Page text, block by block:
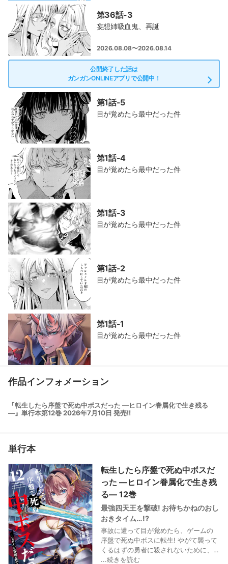
第36話-3
妄想姉吸血鬼、再誕
2026.08.08〜2026.08.14
公開終了した話は
ガンガンONLINEアプリで公開中！
第1話-5
目が覚めたら最中だった件
第1話-4
目が覚めたら最中だった件
第1話-3
目が覚めたら最中だった件
第1話-2
目が覚めたら最中だった件
第1話-1
目が覚めたら最中だった件
作品インフォメーション
『転生したら序盤で死ぬ中ボスだった ―ヒロイン眷属化で生き残る
―』単行本第12巻 2026年7月10日 発売!!
単行本
転生したら序盤で死ぬ中ボスだ
った ―ヒロイン眷属化で生き残
る― 12巻
最強四天王を撃破! お待ちかねのおし
おきタイム…!?
事故に遭って目が覚めたら、ゲームの
序盤で死ぬ中ボスに転生! やがて襲って
くるはずの勇者に殺されないために、
××して女たちを眷属にして仲間を増や
...続きを読む